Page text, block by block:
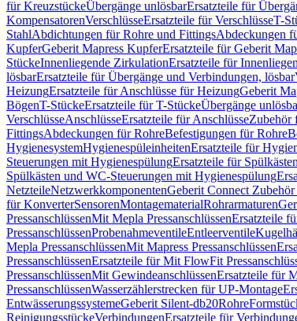
für KreuzstückeÜbergänge unlösbarErsatzteile für
KompensatorenVerschlüsseErsatzteile für VerschlüsseT-
StahlAbdichtungen für Rohre und FittingsAbdeckungen
KupferGeberit Mapress KupferErsatzteile für Geberit
StückeInnenliegende ZirkulationErsatzteile für
lösbarErsatzteile für Übergänge und Verbindungen, lösbar
HeizungErsatzteile für Anschlüsse für HeizungGeberit
BögenT-StückeErsatzteile für T-StückeÜbergänge
VerschlüsseAnschlüsseErsatzteile für AnschlüsseZubehör
FittingsAbdeckungen für RohreBefestigungen für Rohre
HygienesystemHygienespüleinheitenErsatzteile für
Steuerungen mit HygienespülungErsatzteile für
Spülkästen und WC-Steuerungen mit Hygienespülung
NetzteileNetzwerkkomponentenGeberit Connect
für KonverterSensorenMontagematerialRohrarmaturen
PressanschlüssenMit Mepla PressanschlüssenErsatzteile
PressanschlüssenProbenahmeventileEntleerventile
Mepla PressanschlüssenMit Mapress Pressanschlüssen
PressanschlüssenErsatzteile für Mit FlowFit
PressanschlüssenMit GewindeanschlüssenErsatzteile für
PressanschlüssenWasserzählerstrecken für UP-Montage
EntwässerungssystemeGeberit Silent-db20Rohre
ReinigungsstückeVerbindungenErsatzteile für